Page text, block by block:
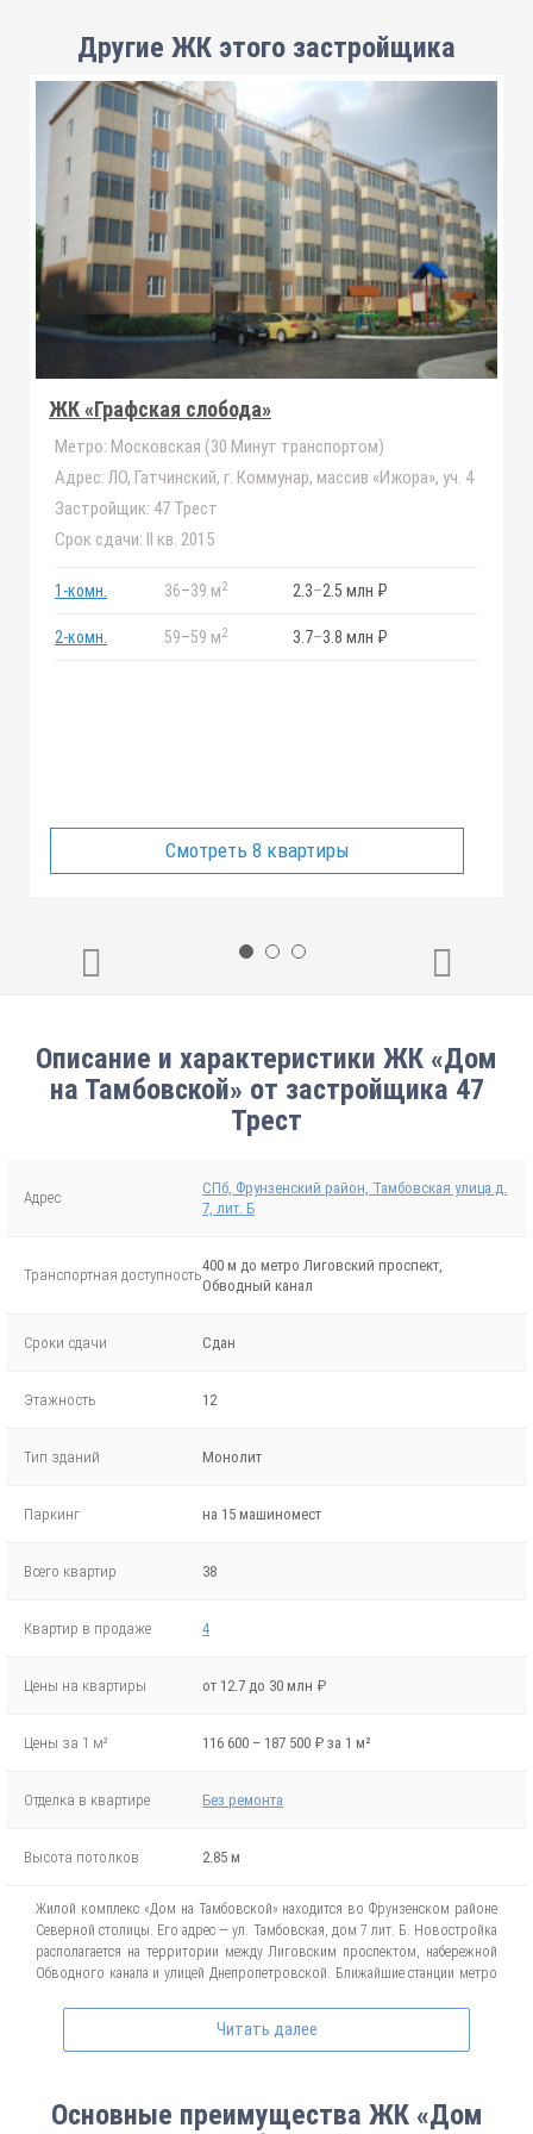
Другие ЖК этого застройщика
ЖК «Графская слобода»
Метро: Московская (30 Минут транспортом)
Адрес: ЛО, Гатчинский, г. Коммунар, массив «Ижора», уч. 4
Застройщик: 47 Трест
Срок сдачи: II кв. 2015
1-комн. 36–39 м2 2.3–2.5 млн ₽
2-комн. 59–59 м2 3.7–3.8 млн ₽
Смотреть 8 квартиры
Описание и характеристики ЖК «Дом
на Тамбовской» от застройщика 47
Трест
Адрес
СПб, Фрунзенский район, Тамбовская улица д.
7, лит. Б
Транспортная доступность
400 м до метро Лиговский проспект,
Обводный канал
Сроки сдачи Сдан
Этажность 12
Тип зданий Монолит
Паркинг на 15 машиномест
Всего квартир 38
Квартир в продаже 4
Цены на квартиры от 12.7 до 30 млн ₽
Цены за 1 м² 116 600 – 187 500 ₽ за 1 м²
Отделка в квартире Без ремонта
Высота потолков 2.85 м
Жилой комплекс «Дом на Тамбовской» находится во Фрунзенском районе
Северной столицы. Его адрес — ул. Тамбовская, дом 7 лит. Б. Новостройка
располагается на территории между Лиговским проспектом, набережной
Обводного канала и улицей Днепропетровской. Ближайшие станции метро
внешние стены имеют улучшенную тепло- и звукоизоляцию, облицованы
Проект комплексной застройки включает одно здание комфорт-класса.
Высота единственного корпуса - 12 этажей, общее количество квартир - 38
Читать далее
Основные преимущества ЖК «Дом